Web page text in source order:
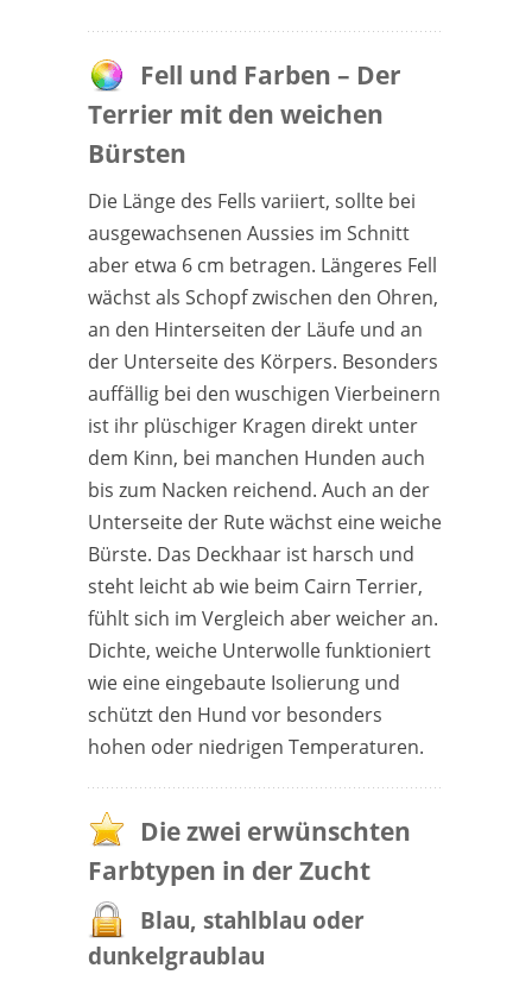
Fell und Farben – Der
Terrier mit den weichen
Bürsten
Die Länge des Fells variiert, sollte bei
ausgewachsenen Aussies im Schnitt
aber etwa 6 cm betragen. Längeres Fell
wächst als Schopf zwischen den Ohren,
an den Hinterseiten der Läufe und an
der Unterseite des Körpers. Besonders
auffällig bei den wuschigen Vierbeinern
ist ihr plüschiger Kragen direkt unter
dem Kinn, bei manchen Hunden auch
bis zum Nacken reichend. Auch an der
Unterseite der Rute wächst eine weiche
Bürste. Das Deckhaar ist harsch und
steht leicht ab wie beim Cairn Terrier,
fühlt sich im Vergleich aber weicher an.
Dichte, weiche Unterwolle funktioniert
wie eine eingebaute Isolierung und
schützt den Hund vor besonders
hohen oder niedrigen Temperaturen.
Die zwei erwünschten
Farbtypen in der Zucht
Blau, stahlblau oder
dunkelgraublau